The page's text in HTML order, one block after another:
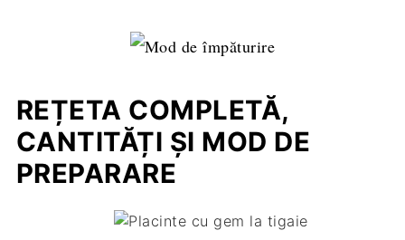
REȚETA COMPLETĂ,
CANTITĂȚI ȘI MOD DE
PREPARARE